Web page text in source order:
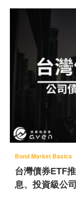
Bond Market Basics
台灣債券ETF
息、投資級公